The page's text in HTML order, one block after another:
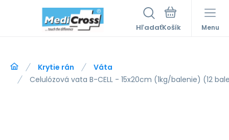
Hľadať Menu
Krytie rán
Váta
Celulózová vata B-CELL - 15x20cm (1kg/balenie) (12